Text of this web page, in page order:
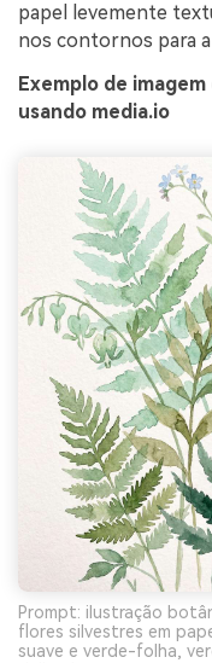
papel levemente
nos contornos para
Exemplo de
usando media.io
Prompt: ilustração
flores silvestres em
suave e verde-folha,